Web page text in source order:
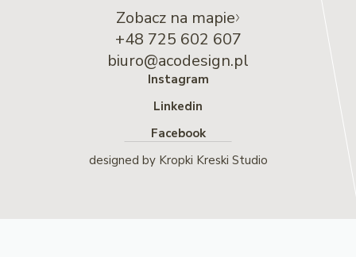
Zobacz na mapie
+48 725 602 607
biuro@acodesign.pl
Instagram
Linkedin
Facebook
designed by Kropki Kreski Studio